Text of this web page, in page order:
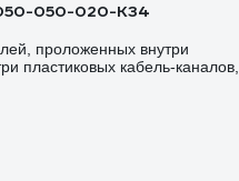
050-020-K34
проложенных внутри
пластиковых кабель-каналов,